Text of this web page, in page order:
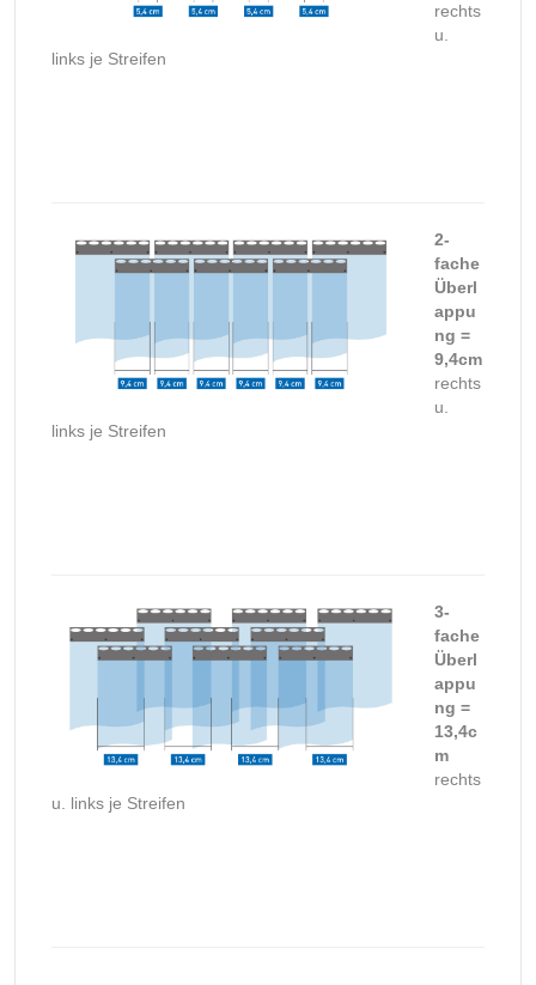
rechts
u.
links je Streifen
2-
fache
Überl
appu
ng =
9,4cm
rechts
u.
links je Streifen
3-
fache
Überl
appu
ng =
13,4c
m
rechts
u. links je Streifen